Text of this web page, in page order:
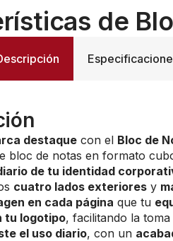
de
destaque con el Bloc de
bloc de notas en formato
de tu identidad
cuatro lados exteriores y
en cada página que tu
tu logotipo, facilitando la toma
el uso diario, con un